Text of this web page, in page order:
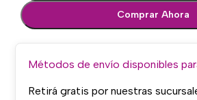
Comprar Ahora
Métodos de envío disponibles
Retirá gratis por nuestras